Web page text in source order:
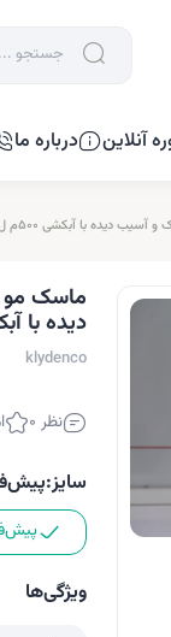
آنلاین درباره ما
دیده با آبکشی 500م ل
ماسک مو
دیده با آبکشی
klydenco
نظر 0
سایز:
ویژگی‌ها